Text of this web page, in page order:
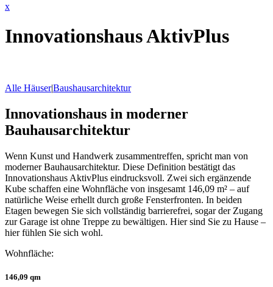
x
Innovationshaus AktivPlus
Alle Häuser|Baushausarchitektur
Innovationshaus in moderner
Bauhausarchitektur
Wenn Kunst und Handwerk zusammentreffen, spricht man von
moderner Bauhausarchitektur. Diese Definition bestätigt das
Innovationshaus AktivPlus eindrucksvoll. Zwei sich ergänzende
Kube schaffen eine Wohnfläche von insgesamt 146,09 m² – auf
natürliche Weise erhellt durch große Fensterfronten. In beiden
Etagen bewegen Sie sich vollständig barrierefrei, sogar der Zugang
zur Garage ist ohne Treppe zu bewältigen. Hier sind Sie zu Hause –
hier fühlen Sie sich wohl.
Wohnfläche:
146,09 qm